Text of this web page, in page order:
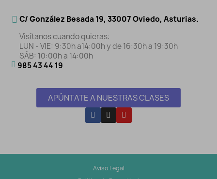
C/ González Besada 19, 33007 Oviedo, Asturias.
Visítanos cuando quieras:
LUN - VIE: 9:30h a14:00h y de 16:30h a 19:30h
SÁB: 10:00h a 14:00h
985 43 44 19
APÚNTATE A NUESTRAS CLASES
Aviso Legal